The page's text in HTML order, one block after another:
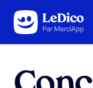
Aller au contenu